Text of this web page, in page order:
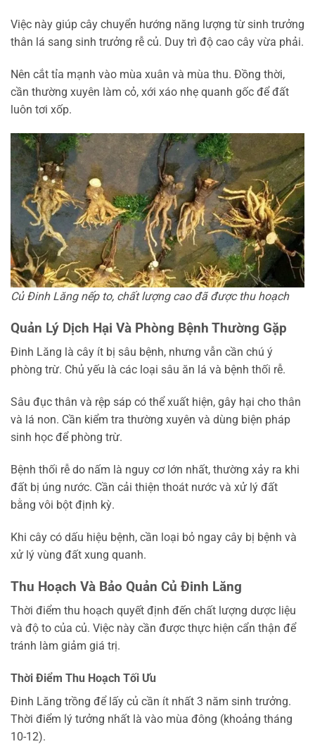
Việc này giúp cây chuyển hướng năng lượng từ sinh trưởng
thân lá sang sinh trưởng rễ củ. Duy trì độ cao cây vừa phải.
Nên cắt tỉa mạnh vào mùa xuân và mùa thu. Đồng thời,
cần thường xuyên làm cỏ, xới xáo nhẹ quanh gốc để đất
luôn tơi xốp.
Củ Đinh Lăng nếp to, chất lượng cao đã được thu hoạch
Quản Lý Dịch Hại Và Phòng Bệnh Thường Gặp
Đinh Lăng là cây ít bị sâu bệnh, nhưng vẫn cần chú ý
phòng trừ. Chủ yếu là các loại sâu ăn lá và bệnh thối rễ.
Sâu đục thân và rệp sáp có thể xuất hiện, gây hại cho thân
và lá non. Cần kiểm tra thường xuyên và dùng biện pháp
sinh học để phòng trừ.
Bệnh thối rễ do nấm là nguy cơ lớn nhất, thường xảy ra khi
đất bị úng nước. Cần cải thiện thoát nước và xử lý đất
bằng vôi bột định kỳ.
Khi cây có dấu hiệu bệnh, cần loại bỏ ngay cây bị bệnh và
xử lý vùng đất xung quanh.
Thu Hoạch Và Bảo Quản Củ Đinh Lăng
Thời điểm thu hoạch quyết định đến chất lượng dược liệu
và độ to của củ. Việc này cần được thực hiện cẩn thận để
tránh làm giảm giá trị.
Thời Điểm Thu Hoạch Tối Ưu
Đinh Lăng trồng để lấy củ cần ít nhất 3 năm sinh trưởng.
Thời điểm lý tưởng nhất là vào mùa đông (khoảng tháng
10-12).